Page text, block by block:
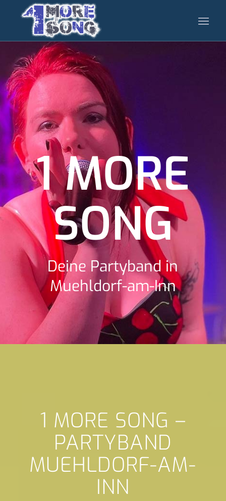
1 MORE
SONG
Deine Partyband in
Muehldorf-am-Inn
1 MORE SONG –
PARTYBAND
MUEHLDORF-AM-
INN